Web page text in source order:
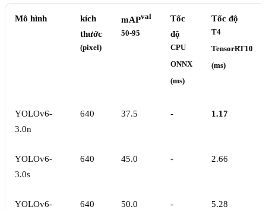
Mô hình
kích
thước
(pixel)
mAPval
50-95
Tốc
độ
CPU
ONNX
(ms)
Tốc độ
T4
TensorRT10
(ms)
YOLOv6-
3.0n
640 37.5 - 1.17
YOLOv6-
3.0s
640 45.0 - 2.66
YOLOv6-
640 50.0 - 5.28